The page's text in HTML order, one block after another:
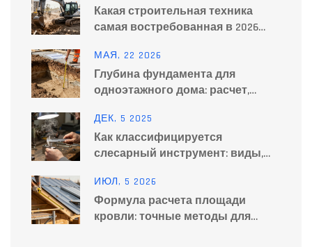
Какая строительная техника
самая востребованная в 2026
МАЯ, 22 2026
Глубина фундамента для
одноэтажного дома: расчет,
ДЕК, 5 2025
Как классифицируется
слесарный инструмент: виды,
ИЮЛ, 5 2026
Формула расчета площади
кровли: точные методы для